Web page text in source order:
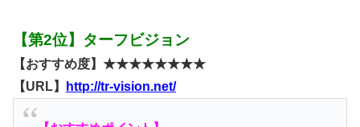
【第2位】ターフビジョン
【おすすめ度】★★★★★★★★
【URL】
http://tr-vision.net/